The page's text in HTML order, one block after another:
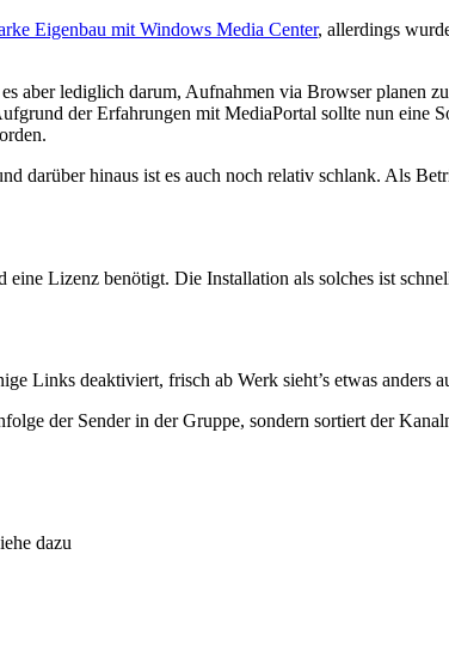
Eigenbau mit Windows Media Center, allerdings
aber lediglich darum, Aufnahmen via Browser planen
der Erfahrungen mit MediaPortal sollte nun eine
darüber hinaus ist es auch noch relativ schlank. Als
Lizenz benötigt. Die Installation als solches ist
Links deaktiviert, frisch ab Werk sieht’s etwas anders
der Sender in der Gruppe, sondern sortiert der
dazu